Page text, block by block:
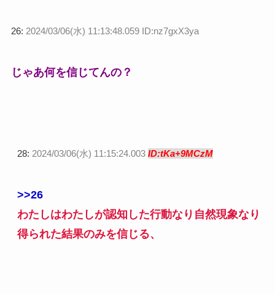
26: 2024/03/06(水) 11:13:48.059 ID:nz7gxX3ya
じゃあ何を信じてんの？
28: 2024/03/06(水) 11:15:24.003 ID:tKa+9MCzM
>>26
わたしはわたしが認知した行動なり自然現象なり
得られた結果のみを信じる、